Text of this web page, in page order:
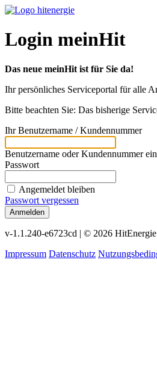
Login meinHit
Das neue meinHit ist für Sie da!
Ihr persönliches Serviceportal für alle
Bitte beachten Sie: Das bisherige
Ihr Benutzername / Kundennummer
Benutzername oder Kundennummer
Passwort
Angemeldet bleiben
Passwort vergessen
Anmelden
v-1.1.240-e6723cd | © 2026
Impressum Datenschutz